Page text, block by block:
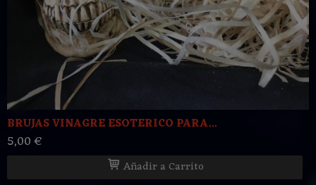
BRUJAS VINAGRE ESOTERICO PARA...
5,00 €
Añadir a Carrito